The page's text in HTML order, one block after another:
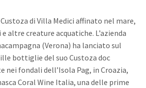
di Villa Medici affinato nel mare,
altre creature acquatiche. L’azienda
(Verona) ha lanciato sul
bottiglie del suo Custoza doc
nei fondali dell’Isola Pag, in Croazia,
Coral Wine Italia, una delle prime